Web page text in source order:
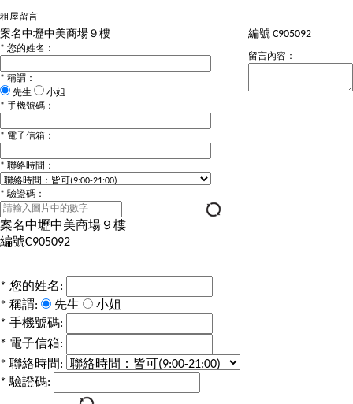
租屋留言
案名中壢中美商場９樓 編號 C905092
* 您的姓名：
* 稱謂：
先生
小姐
* 手機號碼：
* 電子信箱：
* 聯絡時間：
* 驗證碼：
留言內容：
案名中壢中美商場９樓
編號C905092
* 您的姓名:
* 稱謂: 先生
小姐
* 手機號碼:
* 電子信箱:
* 聯絡時間:
* 驗證碼: